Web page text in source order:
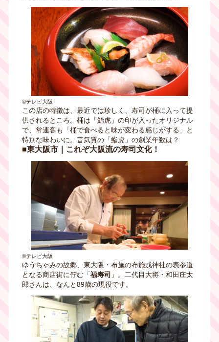
©テレビ大阪
この店の特徴は、最近では珍しく、寿司が桶に入って提
供されるところ。桶は「鮨虎」の印が入ったオリジナル
で、常連客も「桶で食べると味が変わる感じがする」と
特別な味わいに。昔気質の「鮨虎」の創業年数は？
■東大阪市｜これぞ大阪流の寿司文化！
©テレビ大阪
ゆうちゃみの故郷、東大阪・布施の布施戎神社の表参道
となる商店街に佇む「福寿司 」。二代目大将・和田庄太
郎さんは、なんと89歳の現役です。